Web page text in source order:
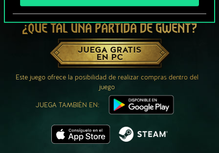
¿QUÉ TAL UNA PARTIDA DE GWENT?
JUEGA GRATIS
EN PC
Este juego ofrece la posibilidad de realizar compras dentro del
juego
JUEGA TAMBIÉN EN: